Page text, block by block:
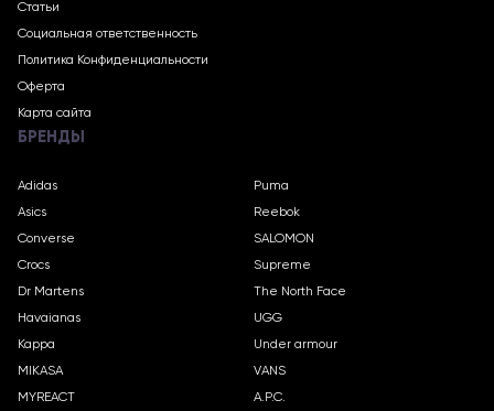
Статьи
Социальная ответственность
Политика Конфиденциальности
Оферта
Карта сайта
БРЕНДЫ
Adidas
Asics
Converse
Crocs
Dr Martens
Havaianas
Kappa
MIKASA
MYREACT
Puma
Reebok
SALOMON
Supreme
The North Face
UGG
Under armour
VANS
A.P.C.